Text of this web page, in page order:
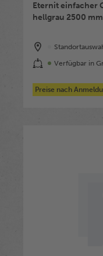
Eternit einfacher
hellgrau 2500 mm
Verfügbar in
Preise nach